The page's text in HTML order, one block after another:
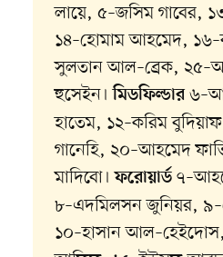
লায়ে, ৫–জসিম গাবের,
১৪–হোমাম আহমেদ,
সুলতান আল–ব্রেক,
হুসেইন।মিডফিল্ডার
হাতেম, ১২–করিম
গানেহি, ২০–আহমেদ
মাদিবো।ফরোয়ার্ড
৮–এদমিলসন জুনিয়র,
১০–হাসান